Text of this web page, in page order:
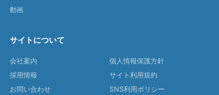
動画
サイトについて
会社案内
採用情報
お問い合わせ
個人情報保護方針
サイト利用規約
SNS利用ポリシー